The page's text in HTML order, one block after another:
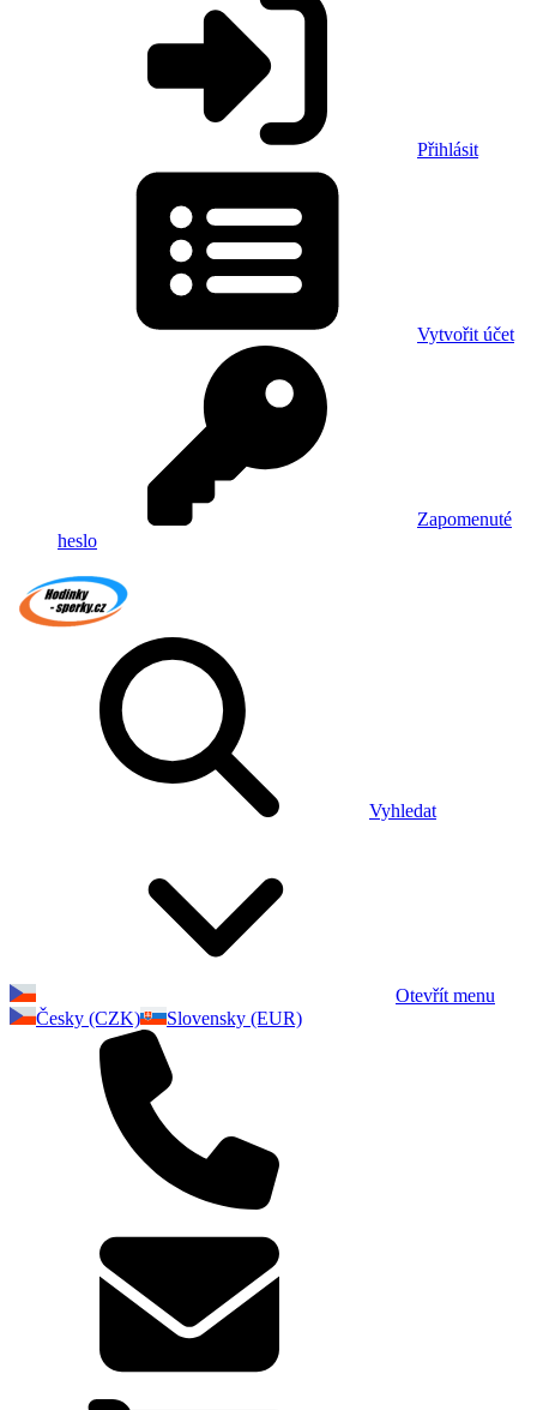
Přihlásit
Vytvořit účet
Zapomenuté
heslo
Vyhledat
Otevřít menu
Česky (CZK)
Slovensky (EUR)